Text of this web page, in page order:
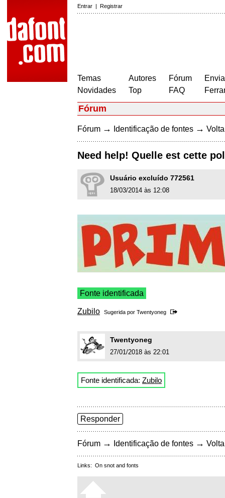
Entrar | Registrar
Temas
Novidades
Autores
Top
Fórum
FAQ
Fórum
Fórum → Identificação de fontes →
Need help! Quelle est cette
Usuário excluído 772561
18/03/2014 às 12:08
Fonte identificada
Zubilo Sugerida por Twentyoneg
Twentyoneg
27/01/2018 às 22:01
Fonte identificada: Zubilo
Responder
Fórum → Identificação de fontes →
Links: On snot and fonts